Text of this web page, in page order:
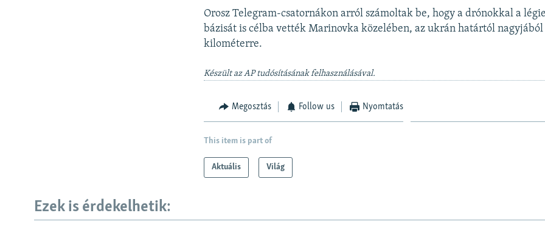
Orosz Telegram-csatornákon arról számoltak be, hogy a drónokkal a
bázisát is célba vették Marinovka közelében, az ukrán határtól nagyjából
kilométerre.
Készült az AP tudósításának felhasználásával.
Megosztás Follow us Nyomtatás
This item is part of
Aktuális Világ
Ezek is érdekelhetik: